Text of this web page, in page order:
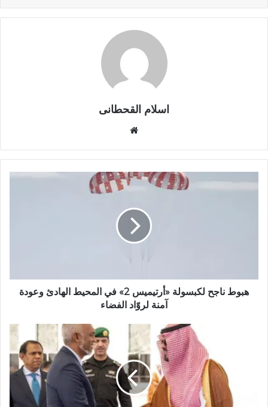
اسلام القحطانى
ق
ع
ا
و
ب
هبوط ناجح لكبسولة «أرتيميس 2» في المحيط الهادئ وعودة
آمنة لروّاد الفضاء